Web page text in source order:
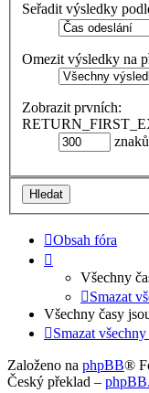
Seřadit výsledky
Omezit výsledky na
Zobrazit prvních:
Obsah fóra
Všechny
Smazat
Všechny časy
Smazat
Založeno na phpBB®
Český překlad –